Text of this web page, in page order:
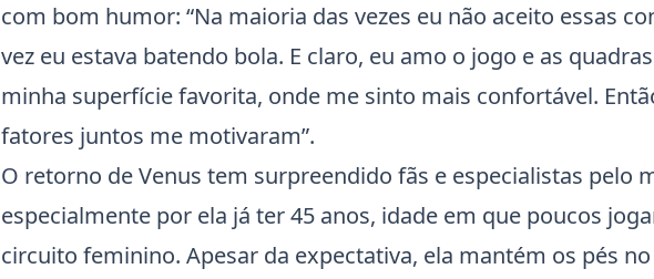
com bom humor: “Na maioria das vezes eu não aceito essas
vez eu estava batendo bola. E claro, eu amo o jogo e as
minha superfície favorita, onde me sinto mais confortável.
fatores juntos me motivaram”.
O retorno de Venus tem surpreendido fãs e especialistas pelo
especialmente por ela já ter 45 anos, idade em que poucos
circuito feminino. Apesar da expectativa, ela mantém os pés